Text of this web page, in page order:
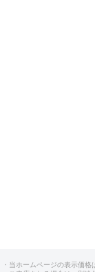
・当ホームページの表示価格